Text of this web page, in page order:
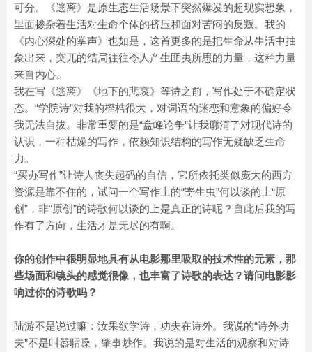
可分。《逃离》是原生态生活场景下突然爆发的超现实想象，
里面掺杂着生活对生命个体的挤压和面对苦闷的反叛。我的
《内心深处的掌声》也如是，这首更多的是把生命从生活中抽
象出来，突兀的结局往往令人产生匪夷所思的力量，这种力量
来自内心。
我在写《逃离》《地下的悲哀》等诗之前，写作处于不确定状
态。“学院诗”对我的桎梏很大，对词语的迷恋和意象的偏好令
我无法自拔。非常重要的是“盘峰论争”让我廓清了对现代诗的
认识，一种枯燥的写作，依赖知识结构的写作无疑缺乏生命
力。
“买办写作”让诗人丧失起码的自信，它所依托类似庞大的西方
资源是靠不住的，试问一个写作上的“寄生虫”何以谈的上“原
创”，非“原创”的诗歌何以谈的上是真正的诗呢？自此后我的写
作有了方向，生活才是无尽的有啊。
你的创作中很明显地具有从电影那里吸取的技术性的元素，那
些场面和镜头的感觉很像，也丰富了诗歌的表达？请问电影影
响过你的诗歌吗？
陆游不是说过嘛：汝果欲学诗，功夫在诗外。我说的“诗外功
夫”不是叫嚣聒噪，肇事炒作。我说的是对生活的观察和对诗